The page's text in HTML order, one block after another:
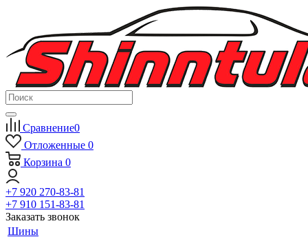
Сравнение0
Отложенные 0
Корзина 0
+7 920 270-83-81
+7 910 151-83-81
Заказать звонок
Шины